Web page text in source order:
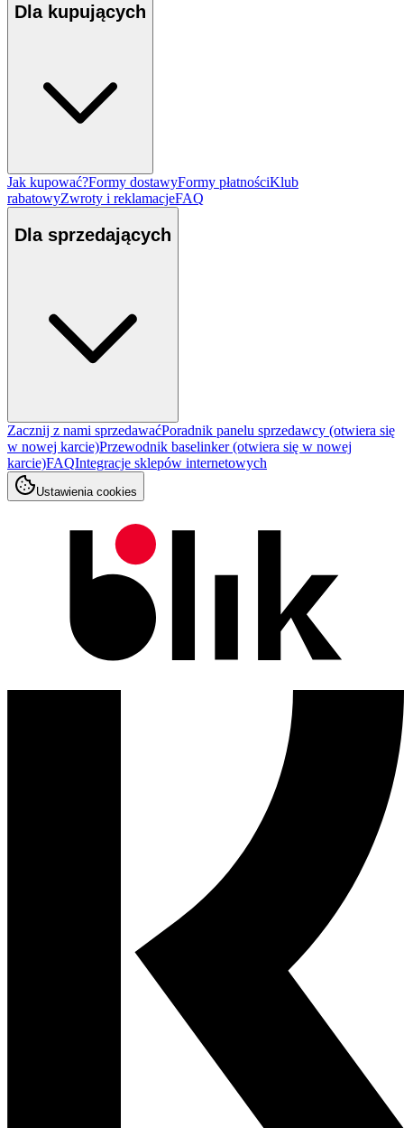
Dla kupujących
Jak kupować?Formy dostawyFormy płatnościKlub
rabatowyZwroty i reklamacjeFAQ
Dla sprzedających
Zacznij z nami sprzedawaćPoradnik panelu sprzedawcy (otwiera się
w nowej karcie)Przewodnik baselinker(otwiera się w nowej
karcie)FAQIntegracje sklepów internetowych
Ustawienia cookies